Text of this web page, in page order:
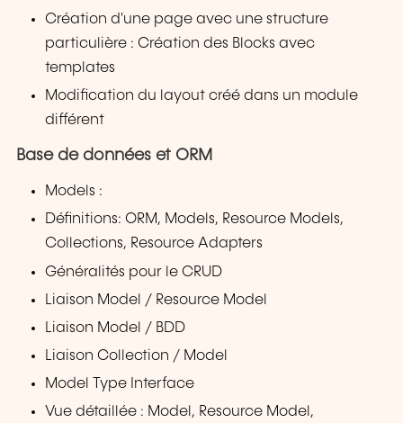
Création d'une page avec une structure
particulière : Création des Blocks avec
templates
Modification du layout créé dans un module
différent
Base de données et ORM
Models :
Définitions: ORM, Models, Resource Models,
Collections, Resource Adapters
Généralités pour le CRUD
Liaison Model / Resource Model
Liaison Model / BDD
Liaison Collection / Model
Model Type Interface
Vue détaillée : Model, Resource Model,